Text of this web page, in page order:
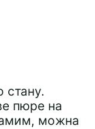
стану.
пюре на
можна